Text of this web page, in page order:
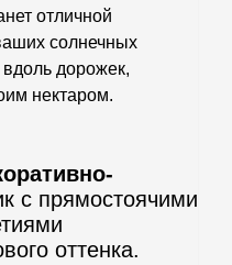
отличной
солнечных
дорожек,
нектаром.
с прямостоячими
оттенка.